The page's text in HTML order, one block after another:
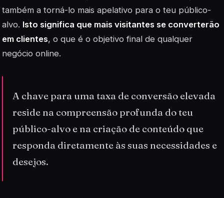
também a torná-lo mais apelativo para o teu público-
alvo. Isto significa que mais visitantes se converterão
em clientes, o que é o objetivo final de qualquer
negócio online.
A chave para uma taxa de conversão elevada
reside na compreensão profunda do teu
público-alvo e na criação de conteúdo que
responda diretamente às suas necessidades e
desejos.